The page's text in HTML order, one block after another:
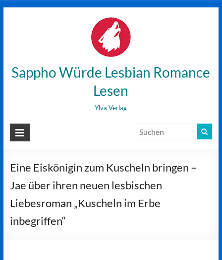
Sappho Würde Lesbian Romance
Lesen
Ylva Verlag
Eine Eiskönigin zum Kuscheln bringen –
Jae über ihren neuen lesbischen
Liebesroman „Kuscheln im Erbe
inbegriffen“